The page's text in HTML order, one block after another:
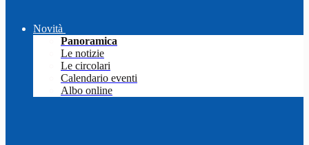
Novità
Panoramica
Le notizie
Le circolari
Calendario eventi
Albo online